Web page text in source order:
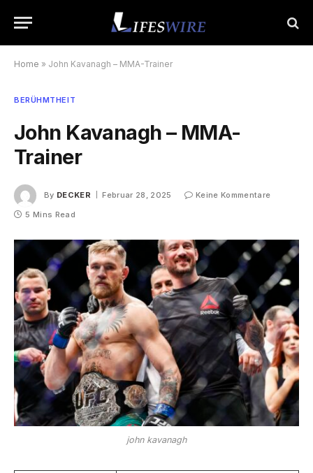
Home » John Kavanagh – MMA-Trainer
BERÜHMTHEIT
John Kavanagh – MMA-
Trainer
By DECKER Februar 28, 2025
Keine Kommentare
5 Mins Read
john kavanagh